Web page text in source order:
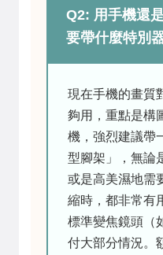
Q2: 用手機還
要帶什麼特別
現在手機的畫質
夠用，重點是構
機，強烈建議帶
型腳架」，無論
或是高美濕地需
縮時，都非常有
標準變焦鏡頭（
付大部分情況。